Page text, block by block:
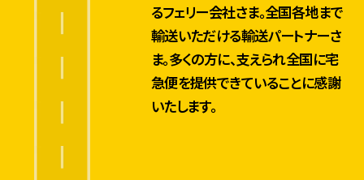
るフェリー会社さま。全国各地まで
輸送いただける輸送パートナーさ
ま。多くの方に、支えられ全国に宅
急便を提供できていることに感謝
いたします。